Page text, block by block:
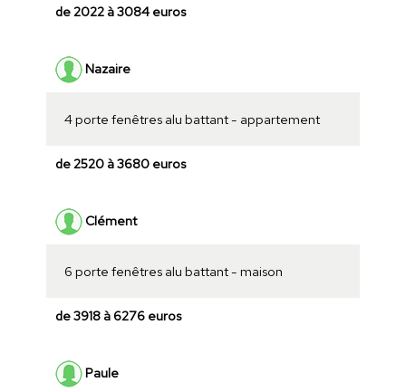
de 2022 à 3084 euros
Nazaire
4 porte fenêtres alu battant - appartement
de 2520 à 3680 euros
Clément
6 porte fenêtres alu battant - maison
de 3918 à 6276 euros
Paule